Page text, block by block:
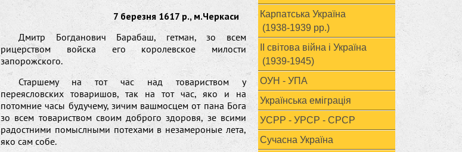
7 березня 1617 р., м.Черкаси
Дмитр Богданович Барабаш, гетман, зо всем
рицерством войска его королевское милости
запорожского.
Старшему на тот час над товариством у
переясловских товаришов, так на тот час, яко и на
потомние часы будучему, зичим вашмосцем от пана Бога
зо всем товариством своим доброго здоровя, зе всими
радостними помыслными потехами в незамероные лета,
яко сам собе.
Карпатська Україна
(1938-1939 рр.)
ІІ світова війна і Україна
(1939-1945)
ОУН - УПА
Українська еміграція
УСРР - УРСР - СРСР
Сучасна Україна